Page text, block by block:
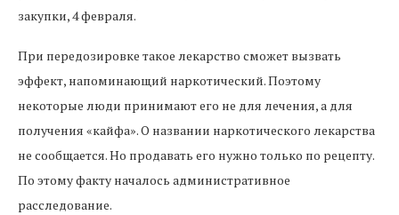
закупки, 4 февраля.
При передозировке такое лекарство сможет вызвать
эффект, напоминающий наркотический. Поэтому
некоторые люди принимают его не для лечения, а для
получения «кайфа». О названии наркотического лекарства
не сообщается. Но продавать его нужно только по рецепту.
По этому факту началось административное
расследование.